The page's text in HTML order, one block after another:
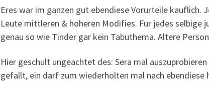
Eres war im ganzen gut ebendiese Vorurteile kauflich.
Leute mittleren & hoheren Modifies. Fur jedes selbige
genau so wie Tinder gar kein Tabuthema. Altere
Hier geschult ungeachtet des: Sera mal
gefallt, ein darf zum wiederholten mal nach ebendiese